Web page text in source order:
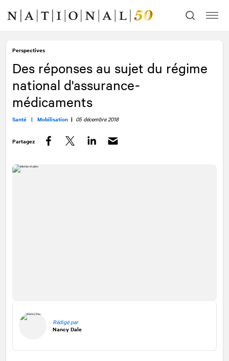
contenu
navigation
Perspectives
Des réponses au sujet du régime
national d'assurance-
médicaments
Santé | Mobilisation | 05 décembre 2018
Partagez
Rédigé par
Nancy Dale